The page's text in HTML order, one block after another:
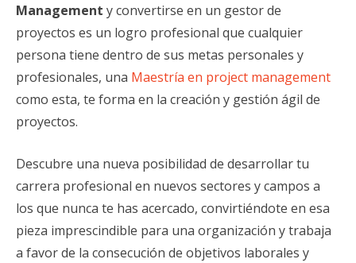
Management y convertirse en un gestor de
proyectos es un logro profesional que cualquier
persona tiene dentro de sus metas personales y
profesionales, una Maestría en project management
como esta, te forma en la creación y gestión ágil de
proyectos.
Descubre una nueva posibilidad de desarrollar tu
carrera profesional en nuevos sectores y campos a
los que nunca te has acercado, convirtiéndote en esa
pieza imprescindible para una organización y trabaja
a favor de la consecución de objetivos laborales y